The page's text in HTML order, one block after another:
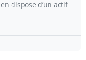
dispose d’un actif